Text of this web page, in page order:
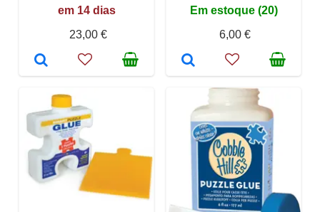
em 14 dias
23,00 €
Em estoque (20)
6,00 €